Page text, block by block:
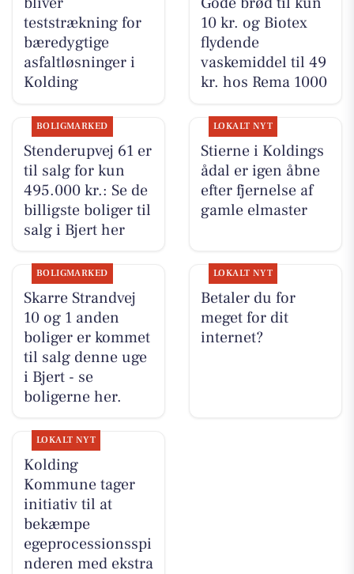
teststrækning for
bæredygtige
asfaltløsninger i
Kolding
10 kr. og Biotex
flydende
vaskemiddel til 49
kr. hos Rema 1000
BOLIGMARKED
Stenderupvej 61 er
til salg for kun
495.000 kr.: Se de
billigste boliger til
salg i Bjert her
LOKALT NYT
Stierne i Koldings
ådal er igen åbne
efter fjernelse af
gamle elmaster
BOLIGMARKED
Skarre Strandvej
10 og 1 anden
boliger er kommet
til salg denne uge
i Bjert - se
boligerne her.
LOKALT NYT
Betaler du for
meget for dit
internet?
LOKALT NYT
Kolding
Kommune tager
initiativ til at
bekæmpe
egeprocessionsspi
nderen med ekstra